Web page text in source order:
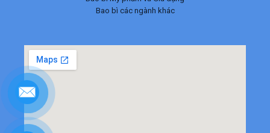
Bao bì các ngành khác